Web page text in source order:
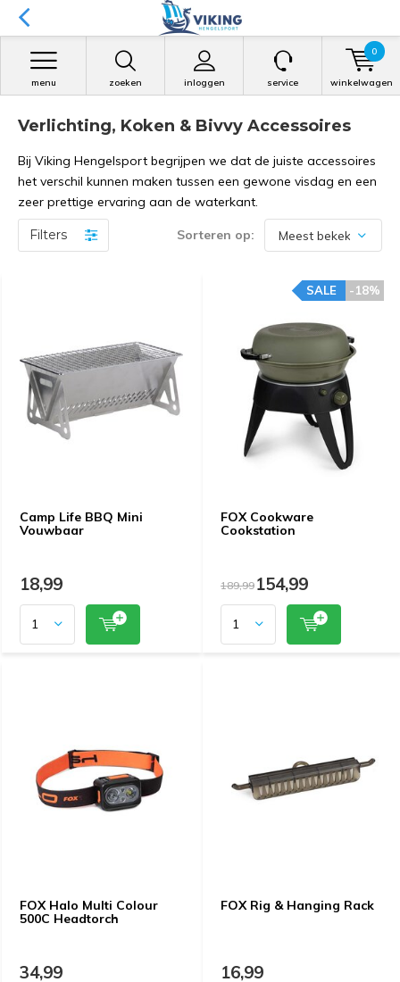
zoeken inloggen
menu service winkelwagen
0
Verlichting, Koken & Bivvy Accessoires
Bij Viking Hengelsport begrijpen we dat de juiste accessoires
het verschil kunnen maken tussen een gewone visdag en een
zeer prettige ervaring aan de waterkant.
Filters Sorteren op:
Camp Life BBQ Mini
Vouwbaar
18,99
FOX Cookware
Cookstation
-18%
SALE
189,99154,99
FOX Halo Multi Colour
500C Headtorch
34,99
FOX Rig & Hanging Rack
16,99